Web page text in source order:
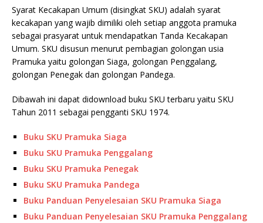
Syarat Kecakapan Umum (disingkat SKU) adalah syarat
kecakapan yang wajib dimiliki oleh setiap anggota pramuka
sebagai prasyarat untuk mendapatkan Tanda Kecakapan
Umum. SKU disusun menurut pembagian golongan usia
Pramuka yaitu golongan Siaga, golongan Penggalang,
golongan Penegak dan golongan Pandega.
Dibawah ini dapat didownload buku SKU terbaru yaitu SKU
Tahun 2011 sebagai pengganti SKU 1974.
Buku SKU Pramuka Siaga
Buku SKU Pramuka Penggalang
Buku SKU Pramuka Penegak
Buku SKU Pramuka Pandega
Buku Panduan Penyelesaian SKU Pramuka Siaga
Buku Panduan Penyelesaian SKU Pramuka Penggalang